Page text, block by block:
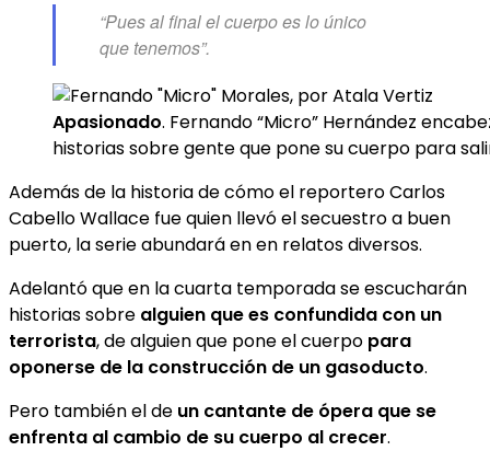
“Pues al final el cuerpo es lo único
que tenemos”.
Apasionado. Fernando “Micro” Hernández
historias sobre gente que pone su cuerpo para
Además de la historia de cómo el reportero Carlos
Cabello Wallace fue quien llevó el secuestro a buen
puerto, la serie abundará en en relatos diversos.
Adelantó que en la cuarta temporada se escucharán
historias sobre alguien que es confundida con un
terrorista, de alguien que pone el cuerpo para
oponerse de la construcción de un gasoducto.
Pero también el de un cantante de ópera que se
enfrenta al cambio de su cuerpo al crecer.